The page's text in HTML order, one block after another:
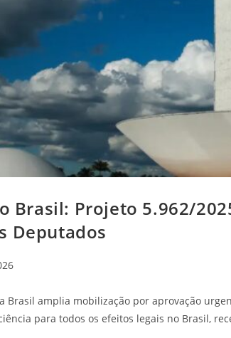
Brasil: Projeto 5.962/
Deputados
Brasil amplia mobilização por aprovação
para todos os efeitos legais no Brasil,